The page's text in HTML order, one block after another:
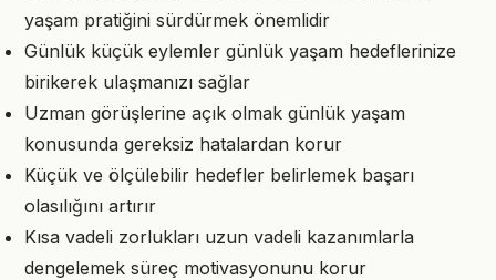
yaşam pratiğini sürdürmek önemlidir
Günlük küçük eylemler günlük yaşam hedeflerinize
birikerek ulaşmanızı sağlar
Uzman görüşlerine açık olmak günlük yaşam
konusunda gereksiz hatalardan korur
Küçük ve ölçülebilir hedefler belirlemek başarı
olasılığını artırır
Kısa vadeli zorlukları uzun vadeli kazanımlarla
dengelemek süreç motivasyonunu korur